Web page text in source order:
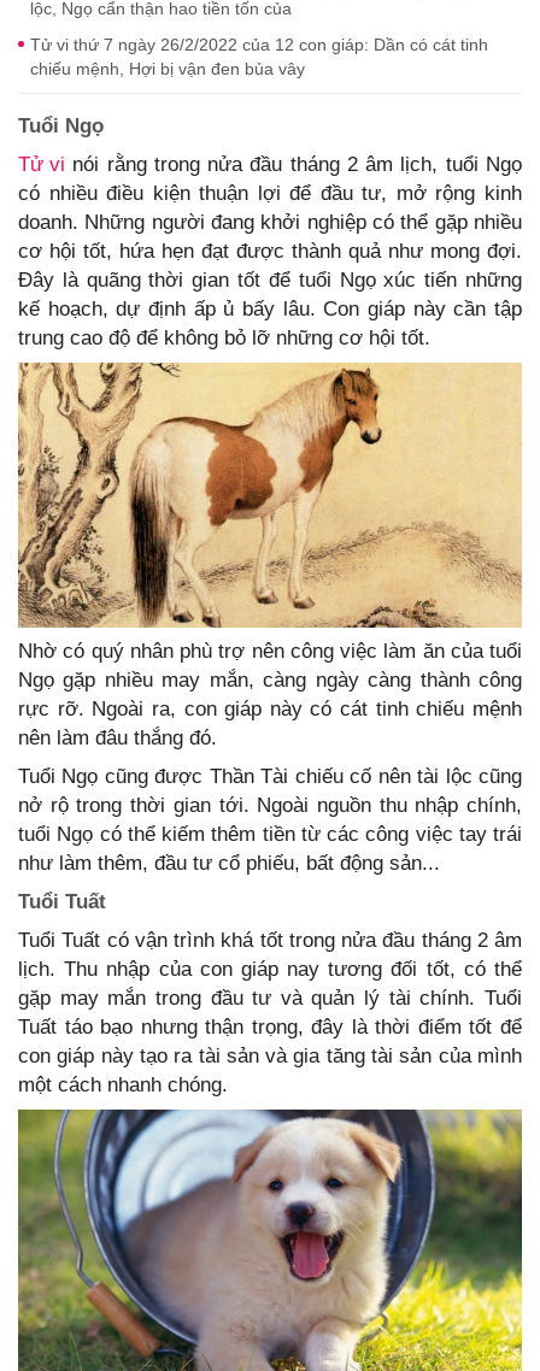
lộc, Ngọ cẩn thận hao tiền tốn của
Tử vi thứ 7 ngày 26/2/2022 của 12 con giáp: Dần có cát tinh
chiếu mệnh, Hợi bị vận đen bủa vây
Tuổi Ngọ
Tử vi nói rằng trong nửa đầu tháng 2 âm lịch, tuổi Ngọ
có nhiều điều kiện thuận lợi để đầu tư, mở rộng kinh
doanh. Những người đang khởi nghiệp có thể gặp nhiều
cơ hội tốt, hứa hẹn đạt được thành quả như mong đợi.
Đây là quãng thời gian tốt để tuổi Ngọ xúc tiến những
kế hoạch, dự định ấp ủ bấy lâu. Con giáp này cần tập
trung cao độ để không bỏ lỡ những cơ hội tốt.
Nhờ có quý nhân phù trợ nên công việc làm ăn của tuổi
Ngọ gặp nhiều may mắn, càng ngày càng thành công
rực rỡ. Ngoài ra, con giáp này có cát tinh chiếu mệnh
nên làm đâu thắng đó.
Tuổi Ngọ cũng được Thần Tài chiếu cố nên tài lộc cũng
nở rộ trong thời gian tới. Ngoài nguồn thu nhập chính,
tuổi Ngọ có thể kiếm thêm tiền từ các công việc tay trái
như làm thêm, đầu tư cổ phiếu, bất động sản...
Tuổi Tuất
Tuổi Tuất có vận trình khá tốt trong nửa đầu tháng 2 âm
lịch. Thu nhập của con giáp nay tương đối tốt, có thể
gặp may mắn trong đầu tư và quản lý tài chính. Tuổi
Tuất táo bạo nhưng thận trọng, đây là thời điểm tốt để
con giáp này tạo ra tài sản và gia tăng tài sản của mình
một cách nhanh chóng.